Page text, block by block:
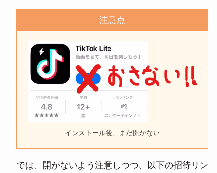
注意点
インストール後、まだ開かない
では、開かないよう注意しつつ、以下の招待リン